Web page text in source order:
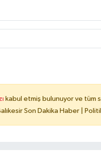
kabul etmiş bulunuyor ve tüm
Son Dakika Haber |